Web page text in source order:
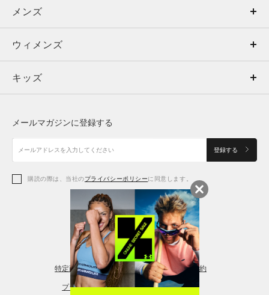
メンズ
ウィメンズ
キッズ
アクセサリー
メンズ
トップス
ボトムス
アクセサリー
ウィメンズ
トップス
シューズ
アクセサリー
レギンス＆タイツ
キッズ
シューズ
メールマガジンに登録する
登録する
購読の際は、当社のプライバシーポリシーに同意します。
特定商取引法に基づく通販の表記 会員規約
プライバシーポリシー